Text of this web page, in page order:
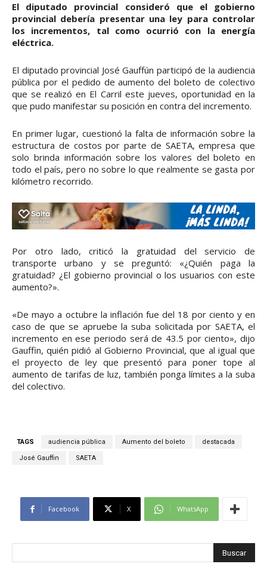
El diputado provincial consideró que el gobierno
provincial debería presentar una ley para controlar
los incrementos, tal como ocurrió con la energía
eléctrica.
El diputado provincial José Gauffún participó de la audiencia
pública por el pedido de aumento del boleto de colectivo
que se realizó en El Carril este jueves, oportunidad en la
que pudo manifestar su posición en contra del incremento.
En primer lugar, cuestionó la falta de información sobre la
estructura de costos por parte de SAETA, empresa que
solo brinda información sobre los valores del boleto en
todo el país, pero no sobre lo que realmente se gasta por
kilómetro recorrido.
Por otro lado, criticó la gratuidad del servicio de
transporte urbano y se preguntó: «¿Quién paga la
gratuidad? ¿El gobierno provincial o los usuarios con este
aumento?».
«De mayo a octubre la inflación fue del 18 por ciento y en
caso de que se apruebe la suba solicitada por SAETA, el
incremento en ese periodo será de 43.5 por ciento», dijo
Gauffin, quién pidió al Gobierno Provincial, que al igual que
el proyecto de ley que presentó para poner tope al
aumento de tarifas de luz, también ponga límites a la suba
del colectivo.
TAGS audiencia pública Aumento del boleto destacada
José Gauffin SAETA
Facebook X WhatsApp